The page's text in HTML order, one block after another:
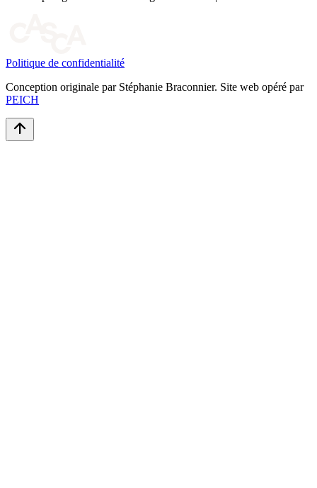
Politique de confidentialité
Conception originale par Stéphanie Braconnier. Site web opéré par
PEICH